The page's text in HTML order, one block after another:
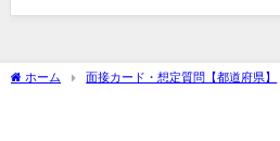
ホーム 面接カード・想定質問【都道府県】